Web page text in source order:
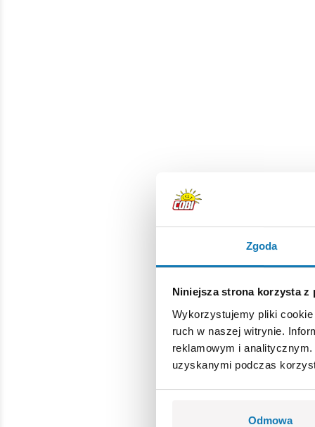
Zgoda
Niniejsza strona korzysta z
Wykorzystujemy pliki
ruch w naszej witrynie.
reklamowym i
uzyskanymi podczas
Odmowa